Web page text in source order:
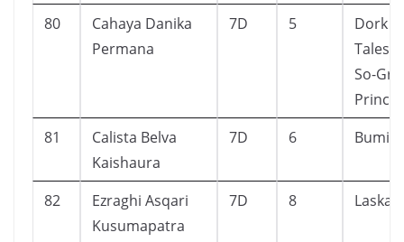
80
Cahaya Danika
Permana
7D 5
Dork
Tales
So-
81
Calista Belva
Kaishaura
7D 6 Bumi
82
Ezraghi Asqari
Kusumapatra
7D 8 Laskar